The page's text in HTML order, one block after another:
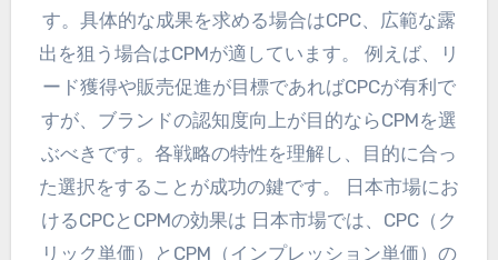
す。具体的な成果を求める場合はCPC、広範な露
出を狙う場合はCPMが適しています。 例えば、リ
ード獲得や販売促進が目標であればCPCが有利で
すが、ブランドの認知度向上が目的ならCPMを選
ぶべきです。各戦略の特性を理解し、目的に合っ
た選択をすることが成功の鍵です。 日本市場にお
けるCPCとCPMの効果は 日本市場では、CPC（ク
リック単価）とCPM（インプレッション単価）の